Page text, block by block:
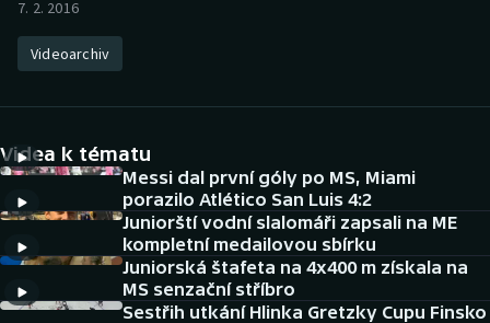
Atletika
DALŠÍ SPORTY
Americký fotbal
Baseball a softbal
NEPŘEHLÉDNĚTE
7. 2. 2016
Videoarchiv
Videa k tématu
Messi dal první góly po MS, Miami
porazilo Atlético San Luis 4:2
Juniorští vodní slalomáři zapsali na ME
kompletní medailovou sbírku
Juniorská štafeta na 4x400 m získala na
MS senzační stříbro
Sestřih utkání Hlinka Gretzky Cupu Finsko